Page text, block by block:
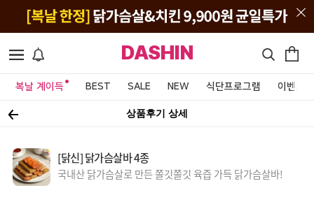
DASHIN
복날 계이득 BEST SALE NEW 식단프로그램 이벤트&
상품후기 상세
[닭신] 닭가슴살바 4종
국내산 닭가슴살로 만든 쫄깃쫄깃 육즙 가득 닭가슴살바!